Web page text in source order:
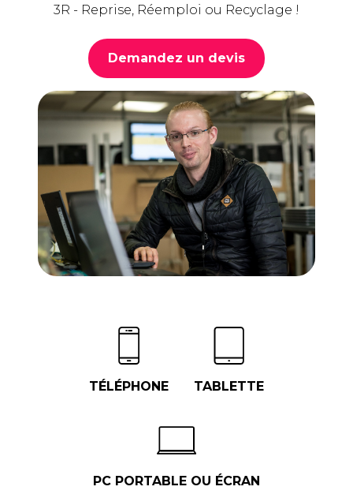
3R - Reprise, Réemploi ou Recyclage !
Demandez un devis
TÉLÉPHONE TABLETTE
PC PORTABLE OU ÉCRAN